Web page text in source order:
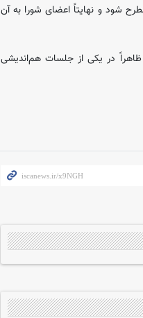
رسمی مطرح شود و نهایتاً اعضای شورا به آن
در یکی از جلسات هم‌اندیشی